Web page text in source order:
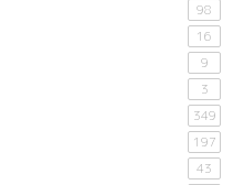
98
16
9
3
349
197
43